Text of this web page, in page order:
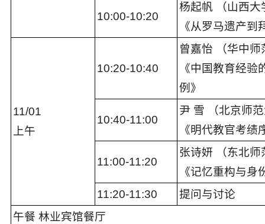
10:00-10:20
杨起帆 （山西大
《从罗马遗产
11/01
上午
10:20-10:40
曾嘉怡 （华中师
《中国教育经验
例》
10:40-11:00
尹 雪 （北京师
《明代教官考
11:00-11:20
张诗妍 （东北师
《记忆重构与
11:20-11:30
提问与讨论
午餐 林业宾馆餐厅